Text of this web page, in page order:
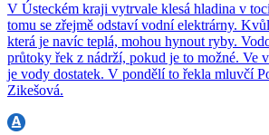
V Ústeckém kraji vytrvale klesá hladina v
tomu se zřejmě odstaví vodní elektrárny.
která je navíc teplá, mohou hynout ryby.
průtoky řek z nádrží, pokud je to možné. Ve
je vody dostatek. V pondělí to řekla mluvčí
Zikešová.